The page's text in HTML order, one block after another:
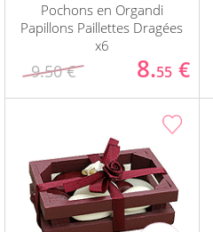
Pochons en Organdi
Papillons Paillettes Dragées
x6
9.50 € 8.55 €